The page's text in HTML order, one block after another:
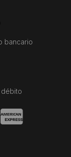
bancario